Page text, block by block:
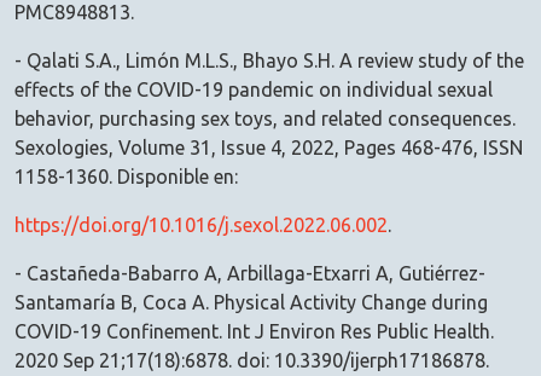
PMC8948813.
- Qalati S.A., Limón M.L.S., Bhayo S.H. A review study of the
effects of the COVID-19 pandemic on individual sexual
behavior, purchasing sex toys, and related consequences.
Sexologies, Volume 31, Issue 4, 2022, Pages 468-476, ISSN
1158-1360. Disponible en:
https://doi.org/10.1016/j.sexol.2022.06.002.
- Castañeda-Babarro A, Arbillaga-Etxarri A, Gutiérrez-
Santamaría B, Coca A. Physical Activity Change during
COVID-19 Confinement. Int J Environ Res Public Health.
2020 Sep 21;17(18):6878. doi: 10.3390/ijerph17186878.